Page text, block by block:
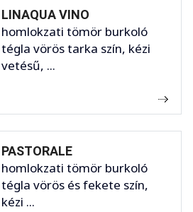
LINAQUA VINO
homlokzati tömör burkoló
tégla vörös tarka szín, kézi
vetésű, ...
PASTORALE
homlokzati tömör burkoló
tégla vörös és fekete szín,
kézi ...